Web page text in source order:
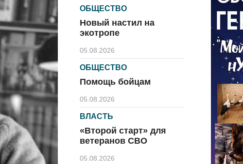
ОБЩЕСТВО
Новый настил на
экотропе
05.08.2026
ОБЩЕСТВО
Помощь бойцам
05.08.2026
ВЛАСТЬ
«Второй старт» для
ветеранов СВО
05.08.2026